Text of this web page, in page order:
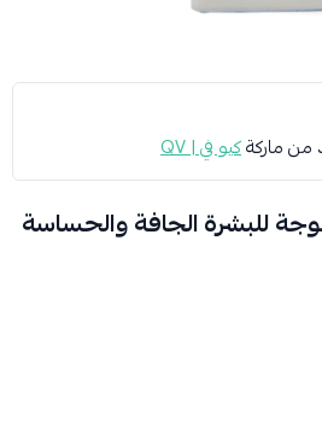
من ماركةكيو في | QV
للبشرة الجافة والحساسة